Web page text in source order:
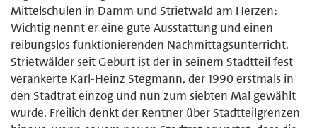
Mittelschulen in Damm und Strietwald am Herzen:
Wichtig nennt er eine gute Ausstattung und einen
reibungslos funktionierenden Nachmittagsunterricht.
Strietwälder seit Geburt ist der in seinem Stadtteil fest
verankerte Karl-Heinz Stegmann, der 1990 erstmals in
den Stadtrat einzog und nun zum siebten Mal gewählt
wurde. Freilich denkt der Rentner über Stadtteilgrenzen